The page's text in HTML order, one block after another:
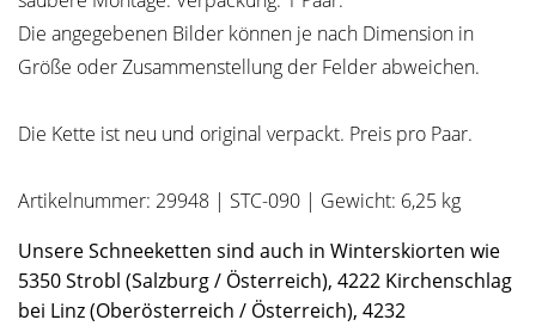
Die angegebenen Bilder können je nach Dimension in
Größe oder Zusammenstellung der Felder abweichen.
Die Kette ist neu und original verpackt. Preis pro Paar.
Artikelnummer: 29948 | STC-090 | Gewicht: 6,25 kg
Unsere Schneeketten sind auch in Winterskiorten wie
5350 Strobl (Salzburg / Österreich), 4222 Kirchenschlag
bei Linz (Oberösterreich / Österreich), 4232